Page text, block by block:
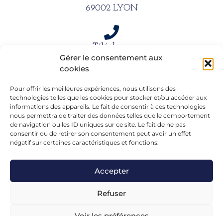
Gérer le consentement aux
cookies
Pour offrir les meilleures expériences, nous utilisons des
technologies telles que les cookies pour stocker et/ou accéder aux
informations des appareils. Le fait de consentir à ces technologies
nous permettra de traiter des données telles que le comportement
de navigation ou les ID uniques sur ce site. Le fait de ne pas
consentir ou de retirer son consentement peut avoir un effet
négatif sur certaines caractéristiques et fonctions.
Accepter
Refuser
69002 LYON
Téléphone
06 15 61 39 66
Mail
alexandra.dargentre@sfr.fr